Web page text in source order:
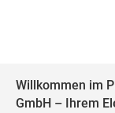
Willkommen im
GmbH – Ihrem